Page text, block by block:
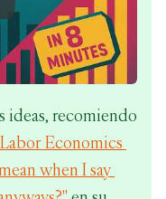
ideas, recomiendo
Economics
when I say